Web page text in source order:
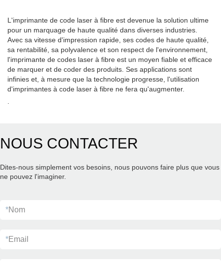
L'imprimante de code laser à fibre est devenue la solution ultime
pour un marquage de haute qualité dans diverses industries.
Avec sa vitesse d'impression rapide, ses codes de haute qualité,
sa rentabilité, sa polyvalence et son respect de l'environnement,
l'imprimante de codes laser à fibre est un moyen fiable et efficace
de marquer et de coder des produits. Ses applications sont
infinies et, à mesure que la technologie progresse, l'utilisation
d'imprimantes à code laser à fibre ne fera qu'augmenter.
NOUS CONTACTER
Dites-nous simplement vos besoins, nous pouvons faire plus que vous
ne pouvez l'imaginer.
*Nom
*Email